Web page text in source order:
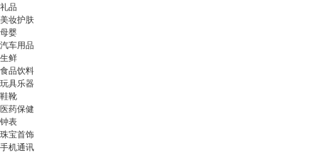
礼品
美妆护肤
母婴
汽车用品
生鲜
食品饮料
玩具乐器
鞋靴
医药保健
钟表
珠宝首饰
手机通讯